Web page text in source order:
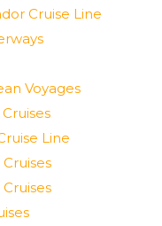
Cruise Line
Voyages
Line